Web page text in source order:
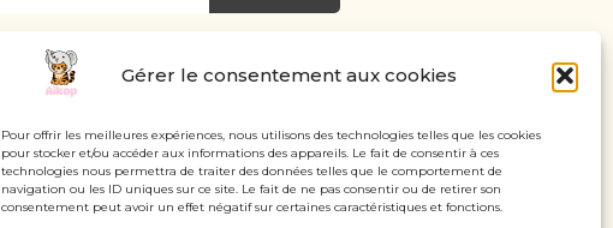
Gérer le consentement aux cookies
Pour offrir les meilleures expériences, nous utilisons des technologies telles que les cookies
pour stocker et/ou accéder aux informations des appareils. Le fait de consentir à ces
technologies nous permettra de traiter des données telles que le comportement de
navigation ou les ID uniques sur ce site. Le fait de ne pas consentir ou de retirer son
consentement peut avoir un effet négatif sur certaines caractéristiques et fonctions.
Carte cadeau
Politique de confidentialité
Mentions légales - CGV